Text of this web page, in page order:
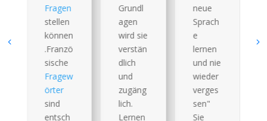
Grundl
agen
wird sie
verstän
dlich
und
zugäng
lich.
Lernen
neue
Sprach
e
lernen
und nie
wieder
verges
sen"
Sie
Franzö
sisch
oder
deine
Kenntni
sse
auffrisc
hen?